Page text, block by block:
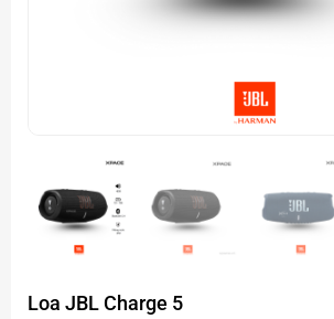
Loa JBL Charge 5